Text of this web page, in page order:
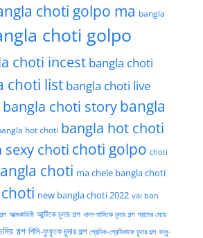
choti golpo ma bangla
choti golpo
choti incest bangla choti
choti list bangla choti live
bangla choti storybangla
hot choti bangla hot choti
sexy choti choti golpo choti
choti ma chele bangla choti
new bangla choti 2022 vai bon
আত্মকাহিনী আন্টিকে চুদার গল্প খালা-মাসিকে চুদার গল্প গ্রামের মেয়ে
গল্প পিসি-ফুফুকে চুদার গল্প প্রেমিক-প্রেমিকাকে চুদার গল্প বন্ধু-